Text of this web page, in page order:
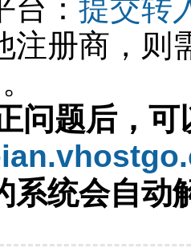
： 提交转
注册商，则
问题后，可
系统会自动